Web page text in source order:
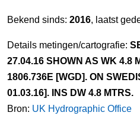
Bekend sinds: 2016, laatst
Details metingen/cartografie:
27.04.16 SHOWN AS WK 4.8
1806.736E [WGD]. ON
01.03.16]. INS DW 4.8 MTRS.
Bron: UK Hydrographic Office